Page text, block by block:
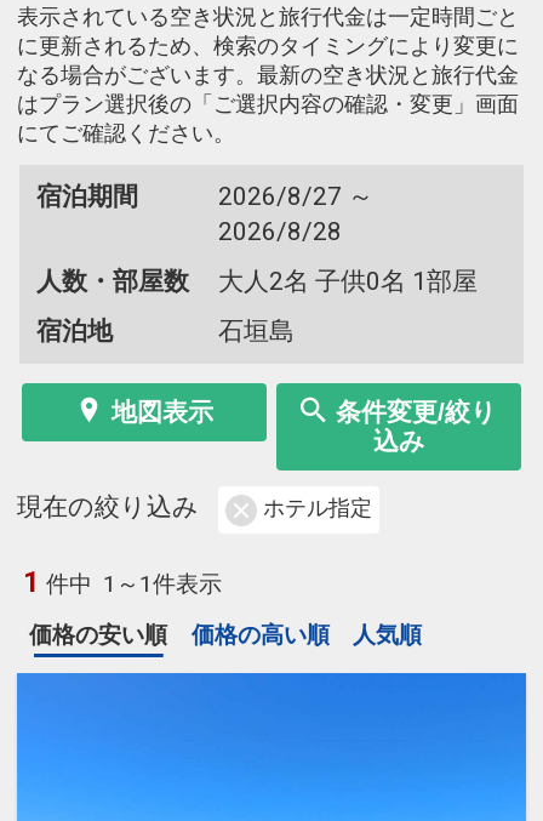
表示されている空き状況と旅行代金は一定時間ごと
に更新されるため、検索のタイミングにより変更に
なる場合がございます。最新の空き状況と旅行代金
はプラン選択後の「ご選択内容の確認・変更」画面
にてご確認ください。
宿泊期間
2026/8/27 ～
2026/8/28
人数・部屋数
大人2名 子供0名 1部屋
宿泊地
石垣島
地図表示
条件変更/絞り
込み
現在の絞り込み ホテル指定
1 件中 1～1件表示
価格の安い順
価格の高い順 人気順